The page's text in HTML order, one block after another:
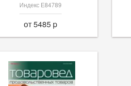
Индекс Е84789
от 5485 p